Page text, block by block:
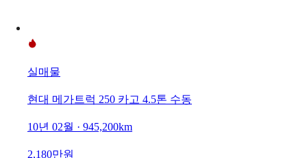
실매물
현대 메가트럭 250 카고 4.5톤 수동
10년 02월 · 945,200km
2,180만원